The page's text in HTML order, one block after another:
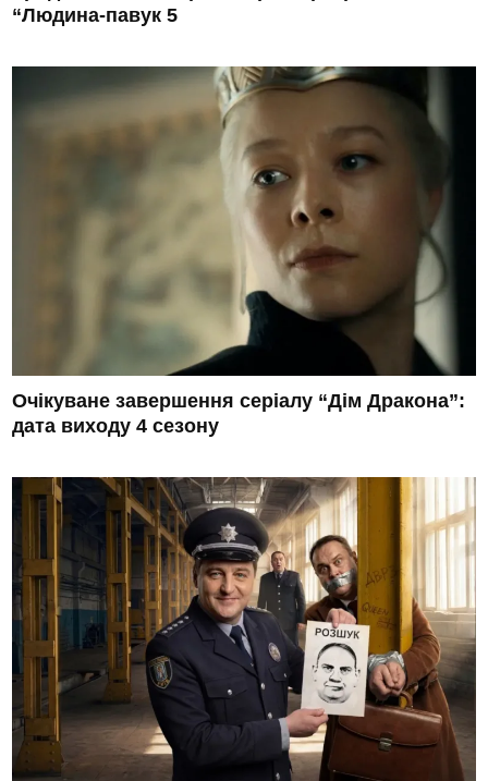
“Людина-павук 5
Очікуване завершення серіалу “Дім Дракона”:
дата виходу 4 сезону